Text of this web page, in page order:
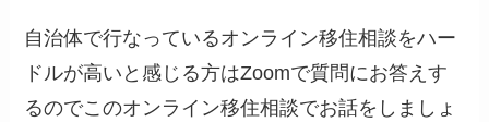
自治体で行なっているオンライン移住相談をハー
ドルが高いと感じる方はZoomで質問にお答えす
るのでこのオンライン移住相談でお話をしましょ